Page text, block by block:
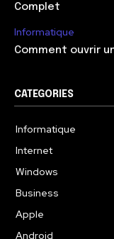
Complet
Informatique
Comment ouvrir
CATEGORIES
Informatique
Internet
Windows
Business
Apple
Android